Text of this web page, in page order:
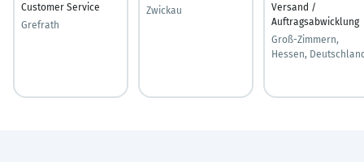
Customer Service
Grefrath
Zwickau
Versand /
Auftragsabwicklung
Groß-Zimmern,
Hessen,